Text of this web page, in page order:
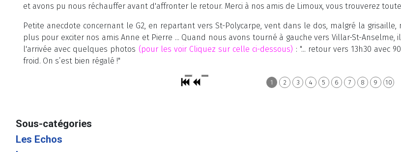
et avons pu nous réchauffer avant d'affronter le retour. Merci à nos amis de Limoux, vous trouverez
Petite anecdote concernant le G2, en repartant vers St-Polycarpe, vent dans le dos, malgré la
plus pour exciter nos amis Anne et Pierre ... Quand nous avons tourné à gauche vers Villar-St-
l'arrivée avec quelques photos (pour les voir Cliquez sur celle ci-dessous) : "... retour vers 13h30 avec
froid. On s’est bien régalé !"
1 2 3 4 5 6 7 8 9 10
Sous-catégories
Les Echos